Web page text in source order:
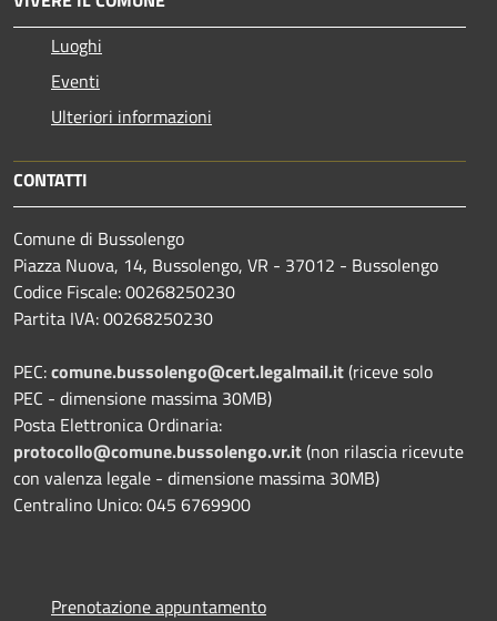
Luoghi
Eventi
Ulteriori informazioni
CONTATTI
Comune di Bussolengo
Piazza Nuova, 14, Bussolengo, VR - 37012 - Bussolengo
Codice Fiscale: 00268250230
Partita IVA: 00268250230
PEC:comune.bussolengo@cert.legalmail.it(riceve solo
PEC - dimensione massima 30MB)
Posta Elettronica Ordinaria:
protocollo@comune.bussolengo.vr.it(non rilascia ricevute
con valenza legale - dimensione massima 30MB)
Centralino Unico: 045 6769900
Prenotazione appuntamento